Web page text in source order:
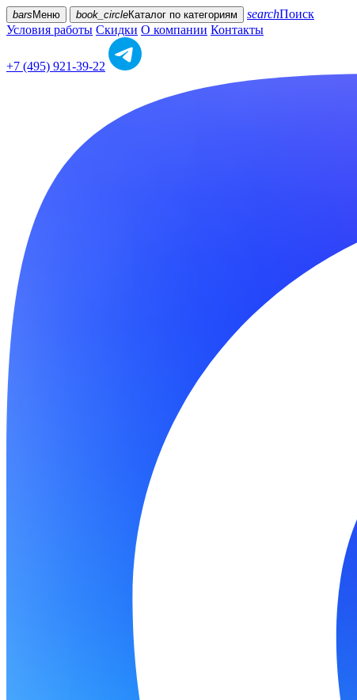
bars Меню book_circleКаталог по категориям searchПоиск
Условия работы Скидки О компании Контакты
+7 (495) 921-39-22